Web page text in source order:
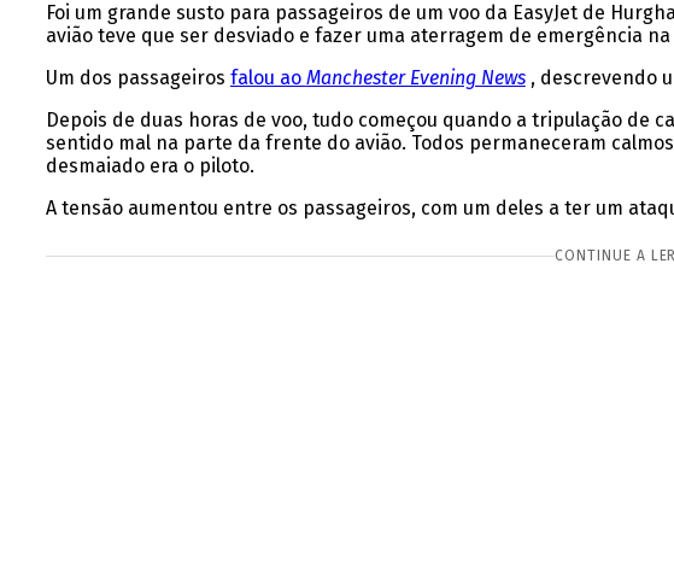
Foi um grande susto para passageiros de um voo da EasyJet de
avião teve que ser desviado e fazer uma aterragem de emergência
Um dos passageiros falou ao Manchester Evening News, descrevendo
Depois de duas horas de voo, tudo começou quando a tripulação de
sentido mal na parte da frente do avião. Todos permaneceram
desmaiado era o piloto.
A tensão aumentou entre os passageiros, com um deles a ter um
CONTINUE A